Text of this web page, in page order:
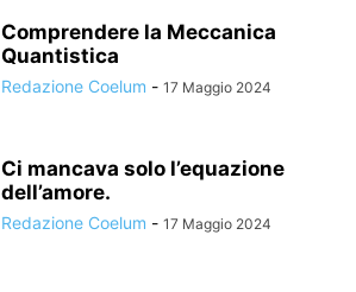
Comprendere la Meccanica
Quantistica
Redazione Coelum - 17 Maggio 2024
Ci mancava solo l’equazione
dell’amore.
Redazione Coelum - 17 Maggio 2024